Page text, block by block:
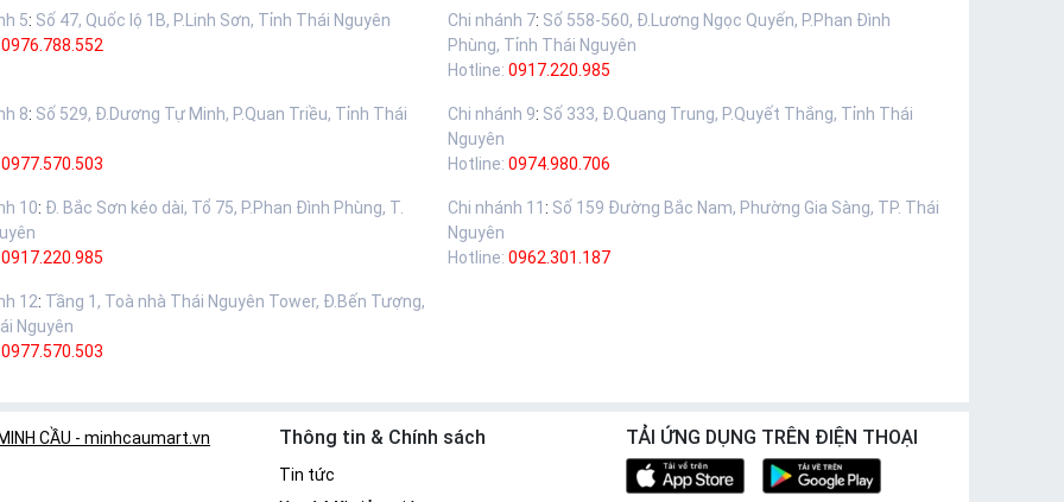
5: Số 47, Quốc lộ 1B, P.Linh Sơn, Tỉnh Thái Nguyên
0976.788.552
Chi nhánh 7: Số 558-560, Đ.Lương Ngọc Quyến, P.Phan Đình
Phùng, Tỉnh Thái Nguyên
Hotline: 0917.220.985
8: Số 529, Đ.Dương Tự Minh, P.Quan Triều, Tỉnh Thái
0977.570.503
Chi nhánh 9: Số 333, Đ.Quang Trung, P.Quyết Thắng, Tỉnh Thái
Nguyên
Hotline: 0974.980.706
10: Đ. Bắc Sơn kéo dài, Tổ 75, P.Phan Đình Phùng, T.
0917.220.985
Chi nhánh 11 : Số 159 Đường Bắc Nam, Phường Gia Sàng, TP. Thái
Nguyên
Hotline: 0962.301.187
12: Tầng 1, Toà nhà Thái Nguyên Tower, Đ.Bến Tượng,
Nguyên
0977.570.503
CẦU - minhcaumart.vn Thông tin & Chính sách
Tin tức
TẢI ỨNG DỤNG TRÊN ĐIỆN THOẠI